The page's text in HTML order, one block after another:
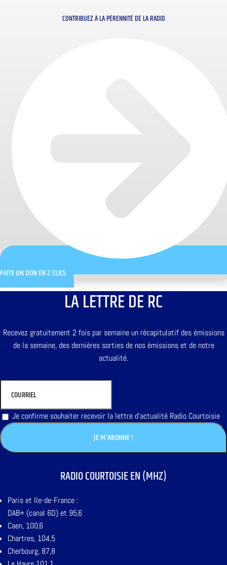
CONTRIBUEZ À LA PÉRENNITÉ DE LA RADIO
FAITE UN DON EN 2 CLICS
LA LETTRE DE RC
Recevez gratuitement 2 fois par semaine un récapitulatif des émissions
de la semaine, des dernières sorties de nos émissions et de notre
actualité.
Je confirme souhaiter recevoir la lettre d'actualité Radio Courtoisie
RADIO COURTOISIE EN (MHZ)
Paris et Ile-de-France :
DAB+ (canal 6D) et 95,6
Caen, 100,6
Chartres, 104,5
Cherbourg, 87,8